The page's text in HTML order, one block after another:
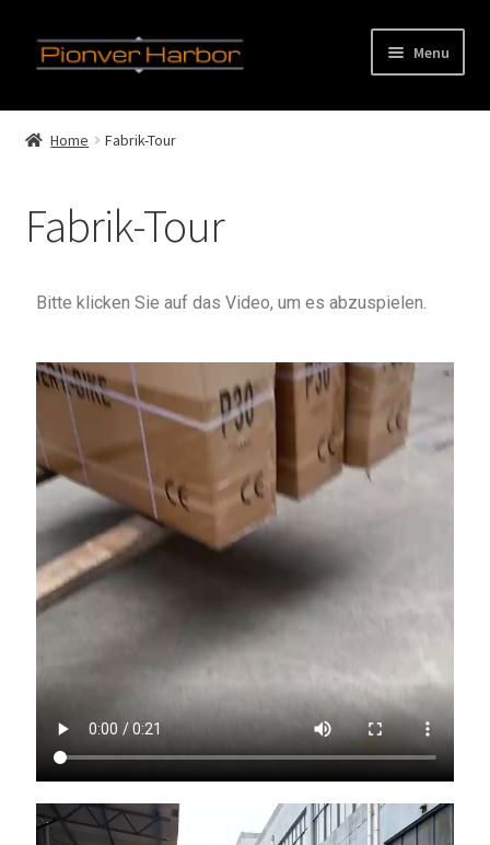
Menu
Startseite
Unsere Firma
Unsere Kunden
Dienst
Kontakt
Home Fabrik-Tour
Fabrik-Tour
Bitte klicken Sie auf das Video, um es abzuspielen.